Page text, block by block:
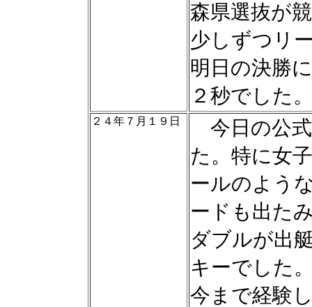
森県選抜が
少しずつリ
明日の決勝
２秒でした
２４年７月１９日
今日の公
た。特に女
ールのよう
ードも出た
ダブルが出
キーでした
今まで経験